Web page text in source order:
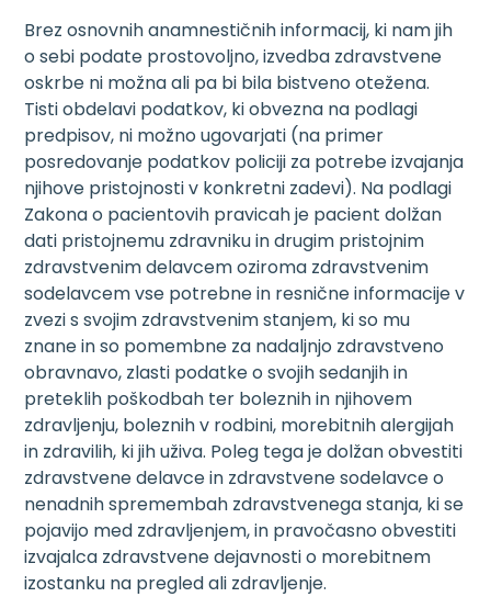
Brez osnovnih anamnestičnih informacij, ki nam jih
o sebi podate prostovoljno, izvedba zdravstvene
oskrbe ni možna ali pa bi bila bistveno otežena.
Tisti obdelavi podatkov, ki obvezna na podlagi
predpisov, ni možno ugovarjati (na primer
posredovanje podatkov policiji za potrebe izvajanja
njihove pristojnosti v konkretni zadevi). Na podlagi
Zakona o pacientovih pravicah je pacient dolžan
dati pristojnemu zdravniku in drugim pristojnim
zdravstvenim delavcem oziroma zdravstvenim
sodelavcem vse potrebne in resnične informacije v
zvezi s svojim zdravstvenim stanjem, ki so mu
znane in so pomembne za nadaljnjo zdravstveno
obravnavo, zlasti podatke o svojih sedanjih in
preteklih poškodbah ter boleznih in njihovem
zdravljenju, boleznih v rodbini, morebitnih alergijah
in zdravilih, ki jih uživa. Poleg tega je dolžan obvestiti
zdravstvene delavce in zdravstvene sodelavce o
nenadnih spremembah zdravstvenega stanja, ki se
pojavijo med zdravljenjem, in pravočasno obvestiti
izvajalca zdravstvene dejavnosti o morebitnem
izostanku na pregled ali zdravljenje.